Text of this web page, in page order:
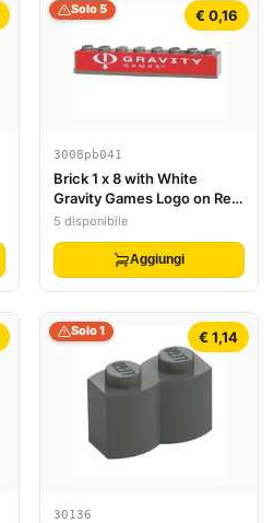
€ 0,16
Solo 5
3008pb041
Brick 1 x 8 with White
Gravity Games Logo on Red
Background Pattern
5 disponibile
Aggiungi
€ 1,14
Solo 1
30136